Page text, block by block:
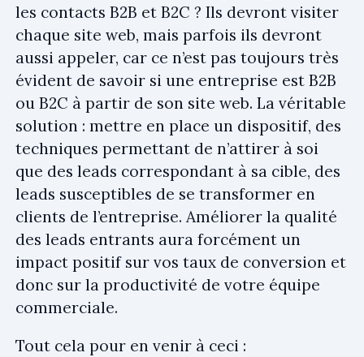
les contacts B2B et B2C ? Ils devront visiter
chaque site web, mais parfois ils devront
aussi appeler, car ce n’est pas toujours très
évident de savoir si une entreprise est B2B
ou B2C à partir de son site web. La véritable
solution : mettre en place un dispositif, des
techniques permettant de n’attirer à soi
que des leads correspondant à sa cible, des
leads susceptibles de se transformer en
clients de l’entreprise. Améliorer la qualité
des leads entrants aura forcément un
impact positif sur vos taux de conversion et
donc sur la productivité de votre équipe
commerciale.
Tout cela pour en venir à ceci :